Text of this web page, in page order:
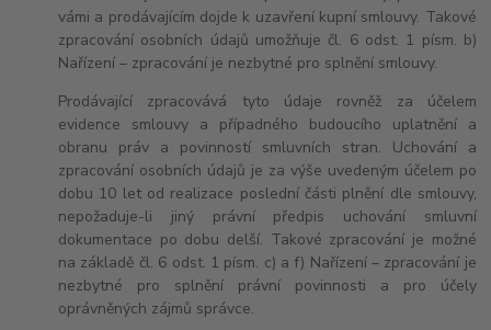
vámi a prodávajícím dojde k uzavření kupní smlouvy. Takové
zpracování osobních údajů umožňuje čl. 6 odst. 1 písm. b)
Nařízení – zpracování je nezbytné pro splnění smlouvy.
Prodávající zpracovává tyto údaje rovněž za účelem
evidence smlouvy a případného budoucího uplatnění a
obranu práv a povinností smluvních stran. Uchování a
zpracování osobních údajů je za výše uvedeným účelem po
dobu 10 letod realizace poslední části plnění dle smlouvy,
nepožaduje-li jiný právní předpis uchování smluvní
dokumentace po dobu delší. Takové zpracování je možné
na základě čl. 6 odst. 1 písm. c) a f) Nařízení – zpracování je
nezbytné pro splnění právní povinnosti a pro účely
oprávněných zájmů správce.